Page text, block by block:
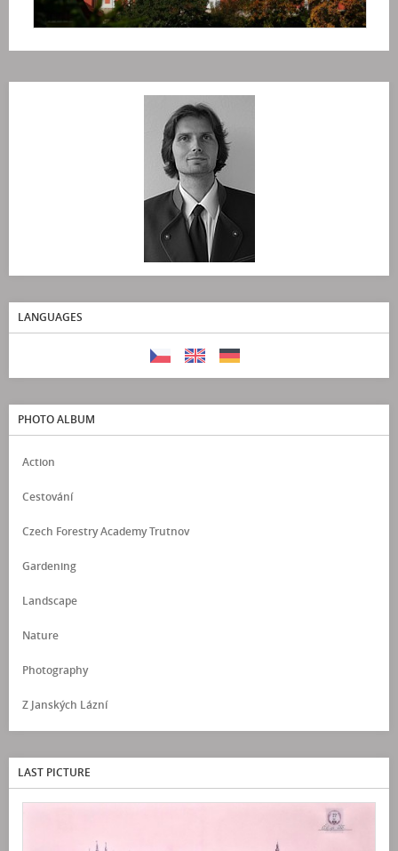
LANGUAGES
PHOTO ALBUM
Action
Cestování
Czech Forestry Academy Trutnov
Gardening
Landscape
Nature
Photography
Z Janských Lázní
LAST PICTURE